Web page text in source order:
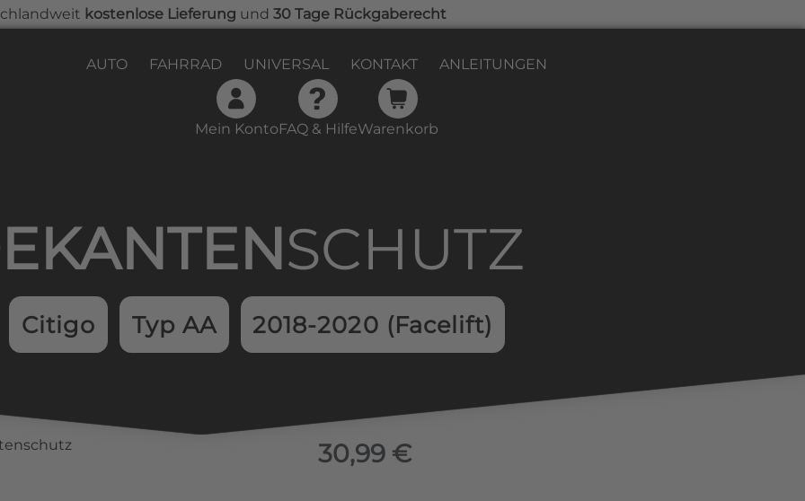
kostenlose Lieferung und 30 Tage Rückgaberecht
AUTO FAHRRAD UNIVERSAL KONTAKT ANLEITUNGEN
Mein KontoFAQ & HilfeWarenkorb
SCHUTZ
Citigo Typ AA 2018-2020 (Facelift)
Regulärer Preis:
30,99 €